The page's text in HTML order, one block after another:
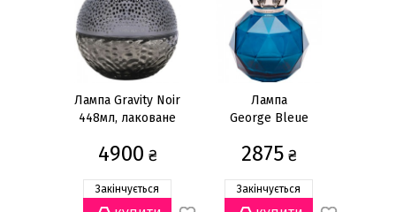
Starck
Парфуми для прання
Подарункові набори
Лампи
Аромати для ламп
Пальники для ламп
Дифузори
Аромати для дифузорів
Лампа Gravity Noir
448мл, лаковане
4900 ₴
Закінчується
Лампа
George Bleue
2875₴
Закінчується